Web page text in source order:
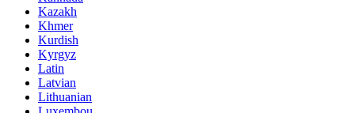
Kazakh
Khmer
Kurdish
Kyrgyz
Latin
Latvian
Lithuanian